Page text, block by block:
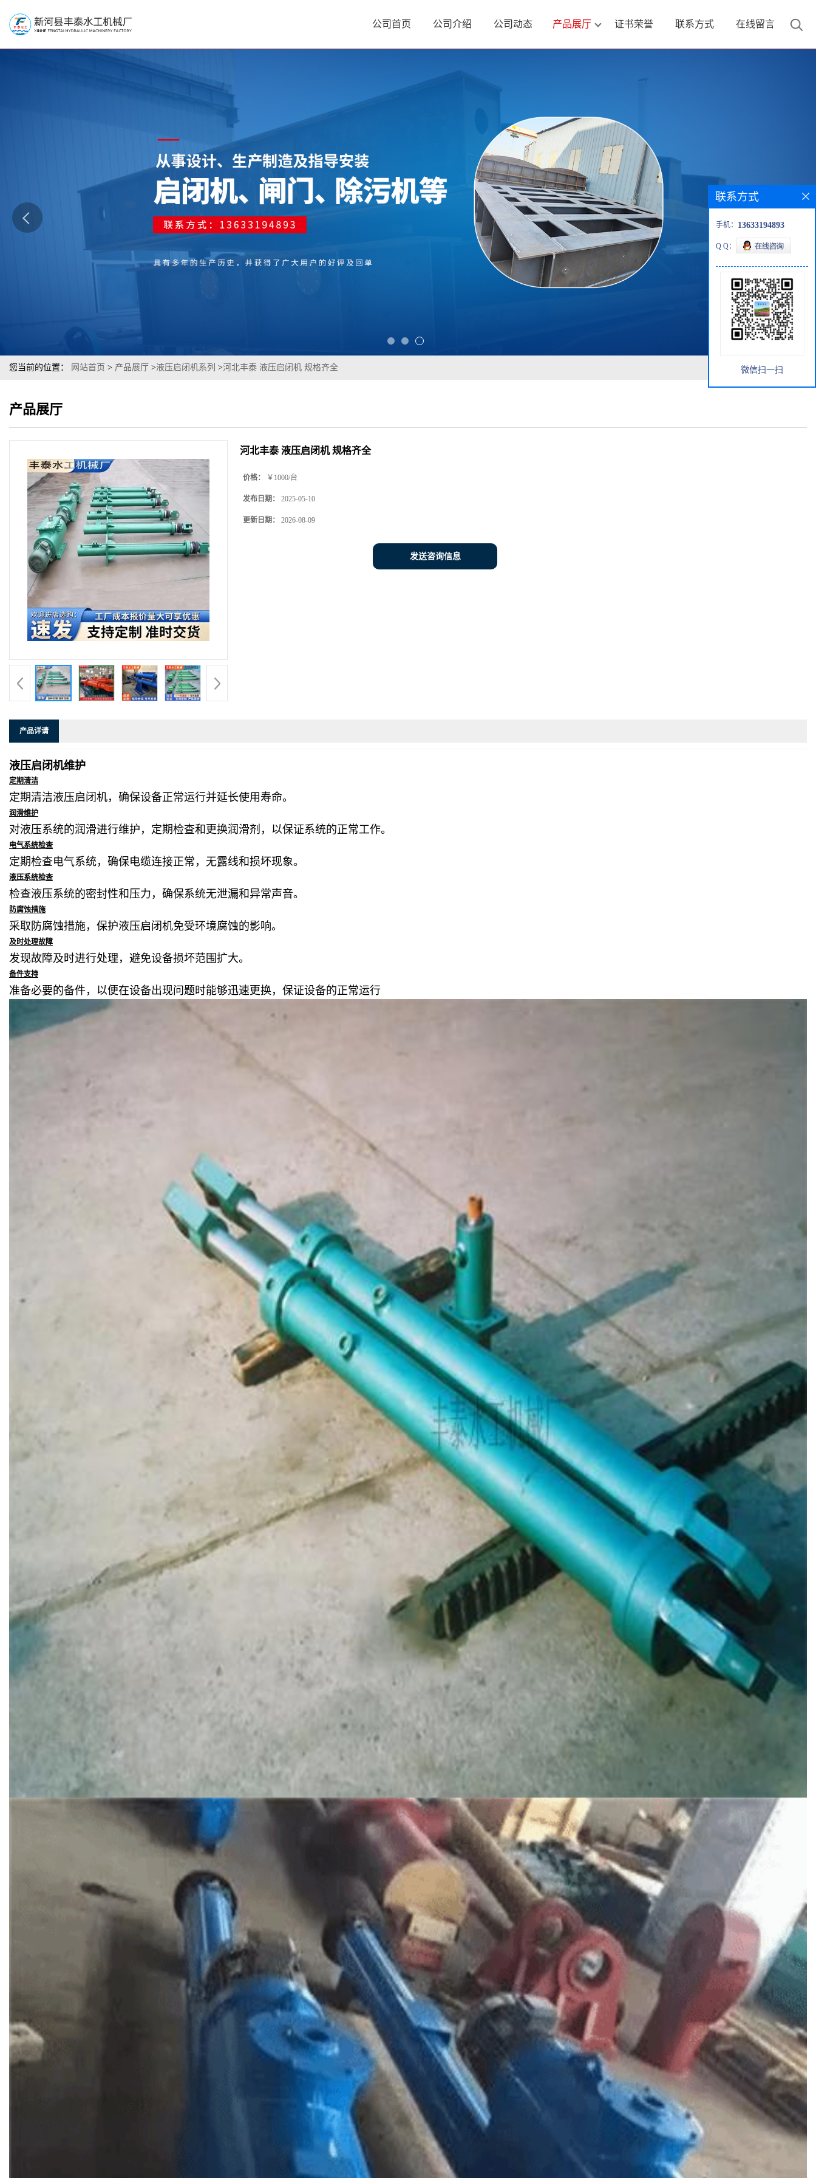
公司首页 公司介绍 公司动态 产品展厅 证书荣誉 联系方式 在线留言
您当前的位置： 网站首页 > 产品展厅 >液压启闭机系列 >河北丰泰 液压启闭机 规格齐全
产品展厅
河北丰泰 液压启闭机 规格齐全
价格： ￥1000/台
发布日期： 2025-05-10
更新日期： 2026-08-09
发送咨询信息
产品详请
液压启闭机维护
定期清洁
定期清洁液压启闭机，确保设备正常运行并延长使用寿命。
润滑维护
对液压系统的润滑进行维护，定期检查和更换润滑剂，以保证系统的正常工作。
电气系统检查
定期检查电气系统，确保电缆连接正常，无露线和损坏现象。
液压系统检查
检查液压系统的密封性和压力，确保系统无泄漏和异常声音。
防腐蚀措施
采取防腐蚀措施，保护液压启闭机免受环境腐蚀的影响。
及时处理故障
发现故障及时进行处理，避免设备损坏范围扩大。
备件支持
准备必要的备件，以便在设备出现问题时能够迅速更换，保证设备的正常运行
联系方式
手机： 13633194893
Q Q：
微信扫一扫